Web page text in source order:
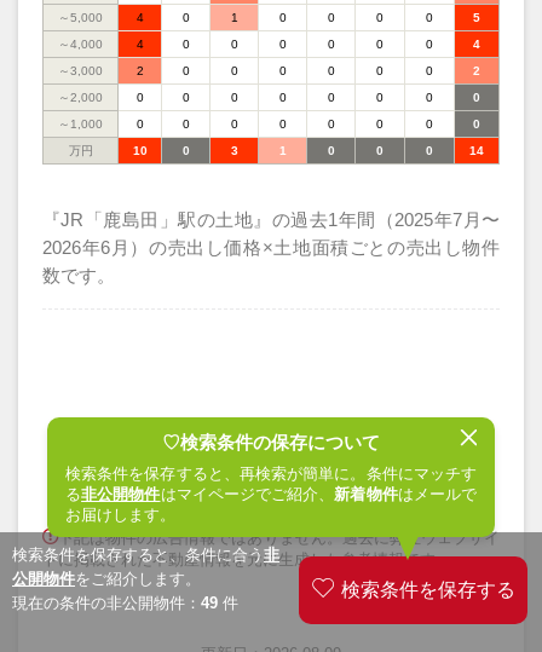
♡検索条件の保存について
検索条件を保存すると、再検索が簡単に。条件にマッチす
る非公開物件はマイページでご紹介、新着物件はメールで
お届けします。
検索条件を保存すると、条件に合う非
公開物件をご紹介します。
現在の条件の非公開物件： 49 件
～5,000
4 0 1 0 0 0 0
5
～4,000
4 0 0 0 0 0 0
4
～3,000
2 0 0 0 0 0 0
2
～2,000
0 0 0 0 0 0 0
0
～1,000
0 0 0 0 0 0 0
0
万円
10 0 3 1 0 0 0 14
『JR「鹿島田」駅の土地』の過去1年間（2025年7月〜
2026年6月）の売出し価格×土地面積ごとの売出し物件
数です。
売出し物件の詳細
下記は物件の広告情報ではありません。過去に弊社ウェブサイ
トに掲載された不動産情報を元に生成した参考情報です。